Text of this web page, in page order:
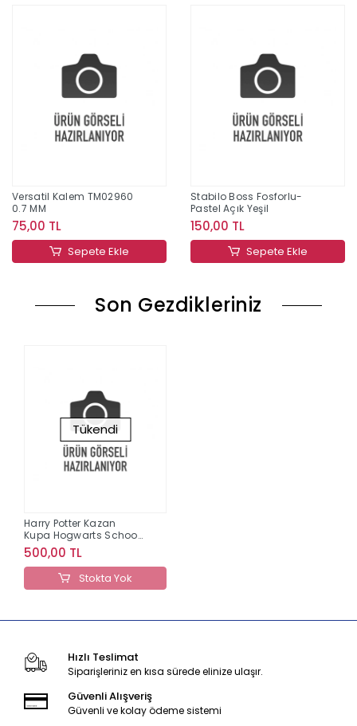
Versatil Kalem TM02960
0.7 MM
75,00 TL
Sepete Ekle
Stabilo Boss Fosforlu-
Pastel Açık Yeşil
150,00 TL
Sepete Ekle
Son Gezdikleriniz
Tükendi
Harry Potter Kazan
Kupa Hogwarts School
List Siyah MUG-380528
500,00 TL
Stokta Yok
Hızlı Teslimat
Siparişleriniz en kısa sürede elinize ulaşır.
Güvenli Alışveriş
Güvenli ve kolay ödeme sistemi